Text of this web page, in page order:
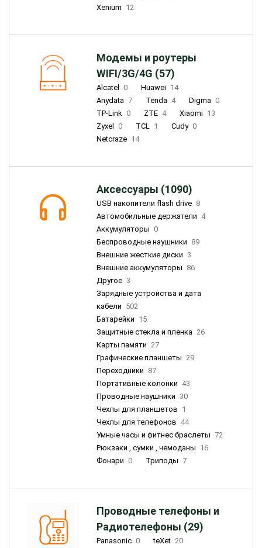
Xenium 12
Модемы и роутеры
WIFI/3G/4G (57)
Alcatel 0 Huawei 14
Anydata 7 Tenda 4 Digma 0
TP-Link 0 ZTE 4 Xiaomi 13
Zyxel
0 TCL 1 Cudy 0
Netcraze 14
Аксессуары (1090)
USB накопители flash drive 8
Автомобильные держатели 4
Аккумуляторы 0
Беспроводные наушники 89
Внешние жесткие диски 3
Внешние аккумуляторы 86
Другое 3
Зарядные устройства и дата
кабели 502
Батарейки 15
Защитные стекла и пленка 26
Карты памяти 27
Графические планшеты 29
Переходники 87
Портативные колонки 43
Проводные наушники 30
Чехлы для планшетов 1
Чехлы для телефонов 44
Умные часы и фитнес браслеты 72
Рюкзаки , сумки , чемоданы 16
Фонари 0 Триподы 7
Проводные телефоны и
Радиотелефоны (29)
Panasonic 0 teXet 20